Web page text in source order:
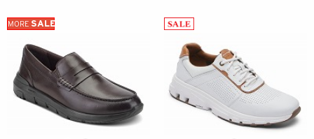
MORE SALE